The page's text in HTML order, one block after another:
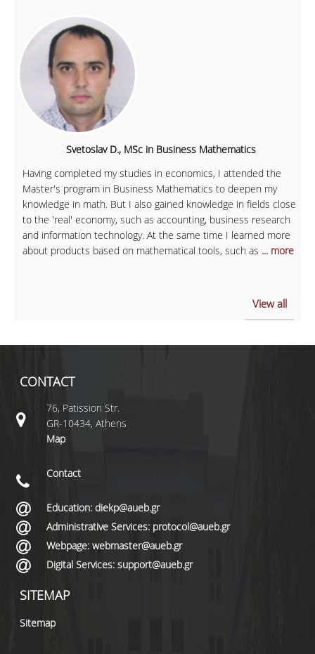
Svetoslav D., MSc in Business Mathematics
Having completed my studies in economics, I attended the
Master's program in Business Mathematics to deepen my
knowledge in math. But I also gained knowledge in fields close
to the 'real' economy, such as accounting, business research
and information technology. At the same time I learned more
about products based on mathematical tools, such as ... more
View all
CONTACT
76, Patission Str.
GR-10434, Athens
Map
Contact
Education: diekp@aueb.gr
Administrative Services: protocol@aueb.gr
Webpage: webmaster@aueb.gr
Digital Services: support@aueb.gr
SITEMAP
Sitemap